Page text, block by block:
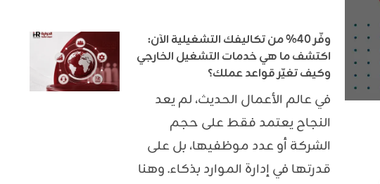
وفّر 40% من تكاليفك التشغيلية الآن:
اكتشف ما هي خدمات التشغيل الخارجي
وكيف تغيّر قواعد عملك؟
في عالم الأعمال الحديث، لم يعد
النجاح يعتمد فقط على حجم
الشركة أو عدد موظفيها، بل على
قدرتها في إدارة الموارد بذكاء. وهنا